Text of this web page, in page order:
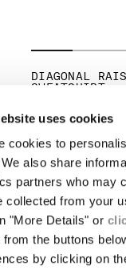
uses cookies
cookies to
also share
partners who may
collected from your
"More Details" or
from the buttons
by clicking on
DIAGONAL
SWEATSHIRT
ABOUT
LA NOSTRA STORIA
TINTURA IN CAPO
CAPI ICONICI
CERTIFICAZIONE
LAVORA CON NOI